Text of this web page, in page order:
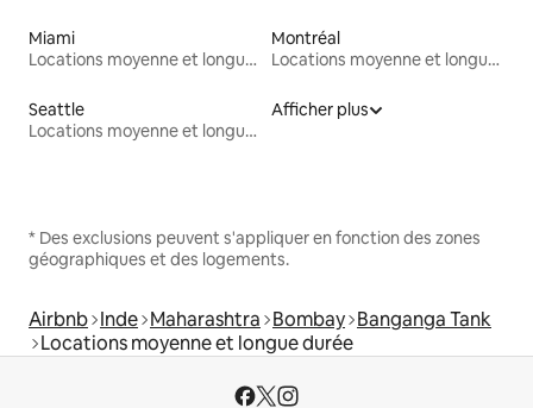
Miami
Locations moyenne et longue durée
Montréal
Locations moyenne et longue durée
Seattle
Locations moyenne et longue durée
Afficher plus
* Des exclusions peuvent s'appliquer en fonction des zones
géographiques et des logements.
Airbnb Inde Maharashtra Bombay Banganga Tank
Locations moyenne et longue durée